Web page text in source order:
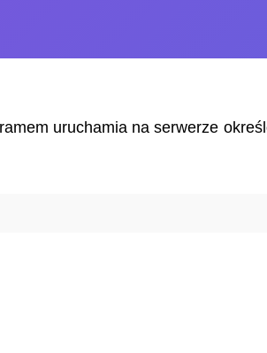
uruchamia na serwerze